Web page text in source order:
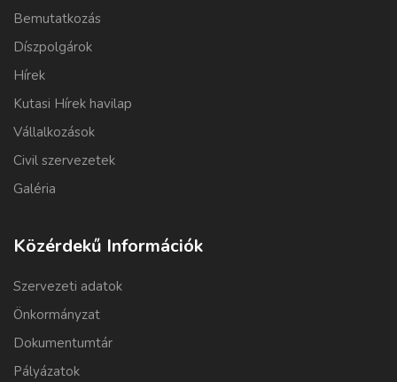
Bemutatkozás
Díszpolgárok
Hírek
Kutasi Hírek havilap
Vállalkozások
Civil szervezetek
Galéria
Közérdekű Információk
Szervezeti adatok
Önkormányzat
Dokumentumtár
Pályázatok